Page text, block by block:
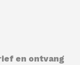
en ontvang